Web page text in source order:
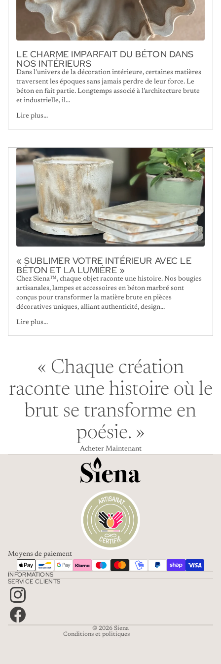
LE CHARME IMPARFAIT DU BÉTON DANS
NOS INTÉRIEURS
Dans l’univers de la décoration intérieure, certaines matières
traversent les époques sans jamais perdre de leur force. Le
béton en fait partie. Longtemps associé à l’architecture brute
et industrielle, il...
Lire plus...
« SUBLIMER VOTRE INTÉRIEUR AVEC LE
BÉTON ET LA LUMIÈRE »
Chez Siena™, chaque objet raconte une histoire. Nos bougies
artisanales, lampes et accessoires en béton marbré sont
conçus pour transformer la matière brute en pièces
décoratives uniques, alliant authenticité, design...
Lire plus...
« Chaque création
raconte une histoire où le
brut se transforme en
poésie. »
Acheter Maintenant
Moyens de paiement
INFORMATIONS
SERVICE CLIENTS
© 2026 Siena
Conditions et politiques
Politique de confidentialité
Mentions légales
Coordonnées
Conditions d’utilisation
Politique de remboursement